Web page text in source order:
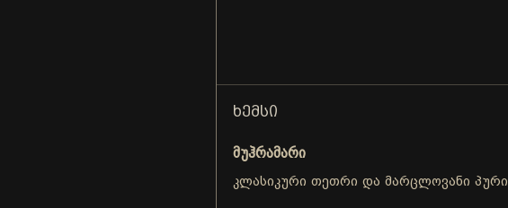
ᲮᲔᲛᲡᲘ
მუჰრამარი
კლასიკური თეთრი და მარცლოვანი პური